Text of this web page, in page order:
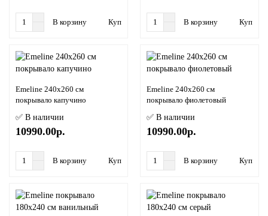
В корзину Купить в 1 клик В корзину Купить
Emeline 240х260 см
покрывало капучино
✅ В наличии
10990.00р.
В корзину Купить в 1 клик
Emeline 240х260 см
покрывало фиолетовый
✅ В наличии
10990.00р.
В корзину Купить